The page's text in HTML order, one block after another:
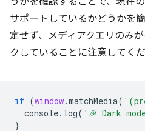
サポートしているかどうかを
定せず、メディアクエリのみ
クしていることに注意してくだ
if (window.matchMedia(
console. log( '🎉 Dark
}